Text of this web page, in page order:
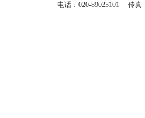
电话：020-89023101 传真